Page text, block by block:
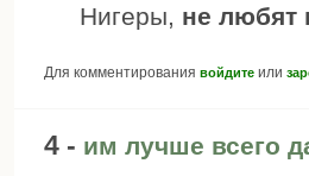
Нигеры, не любят
Для комментирования войдите или
4 - им лучше всего